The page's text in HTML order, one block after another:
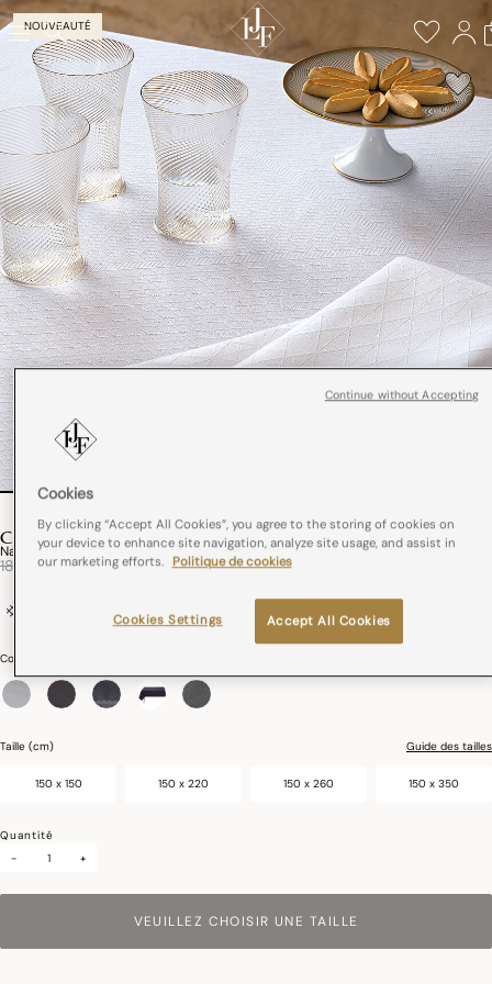
NOUVEAUTÉ
CLUB
Nappe Club Coton
Réduction de
189,00 €à
113,40 €
Couleurs :
Taille (cm) Guide des tailles
150 x 150 150 x 220 150 x 260 150 x 350
Quantité
-
+
VEUILLEZ CHOISIR UNE TAILLE
Cookies
By clicking “Accept All Cookies”, you agree to the storing of cookies on
your device to enhance site navigation, analyze site usage, and assist in
our marketing efforts. Politique de cookies
Accept All Cookies
Cookies Settings
Continue without Accepting